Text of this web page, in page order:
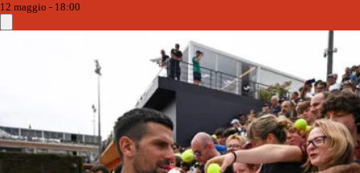
12 maggio - 18:00